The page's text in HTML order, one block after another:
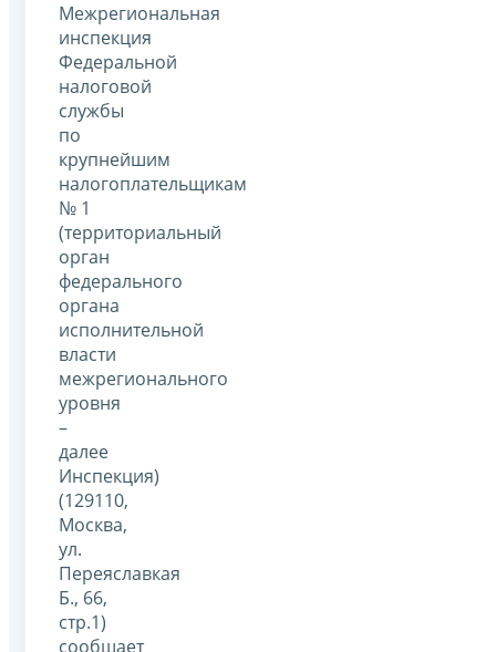
Межрегиональная
инспекция
Федеральной
налоговой
службы
по
крупнейшим
налогоплательщикам
№ 1
(территориальный
орган
федерального
органа
исполнительной
власти
межрегионального
уровня
–
далее
Инспекция)
(129110,
Москва,
ул.
Переяславкая
Б., 66,
стр.1)
сообщает